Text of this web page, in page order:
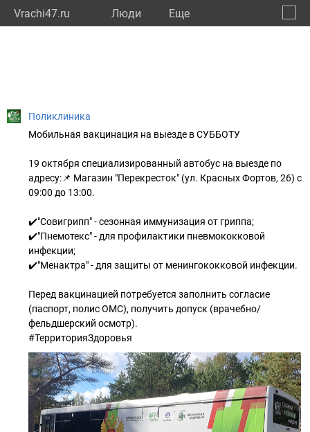
Vrachi47.ru Люди Eще
Поликлиника
Мобильная вакцинация на выезде в СУББОТУ
19 октября специализированный автобус на выезде по
адресу:📌 Магазин "Перекресток" (ул. Красных Фортов, 26) с
09:00 до 13:00.
✔️"Совигрипп" - сезонная иммунизация от гриппа;
✔️"Пнемотекс" - для профилактики пневмококковой
инфекции;
✔️"Менактра" - для защиты от менингококковой инфекции.
Перед вакцинацией потребуется заполнить согласие
(паспорт, полис ОМС), получить допуск (врачебно/
фельдшерский осмотр).
#ТерриторияЗдоровья